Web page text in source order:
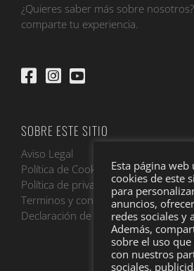
¿Quieres saber más sobre
comparte tu experiencia.
SOBRE ESTE SITIO
Aviso Legal
Política de Cookies
Política de privacidad
Terminos y condiciones
Declaración de accesibilidad
Esta página web
cookies de este
para
anuncios,
redes sociales y
Además,
sobre el uso
con nuestros
sociales,